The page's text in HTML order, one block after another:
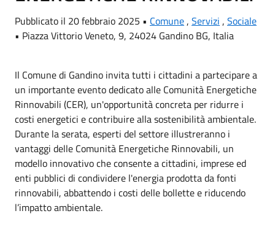
Pubblicato il 20 febbraio 2025 • Comune, Servizi , Sociale
• Piazza Vittorio Veneto, 9, 24024 Gandino BG, Italia
Il Comune di Gandino invita tutti i cittadini a partecipare a
un importante evento dedicato alle Comunità Energetiche
Rinnovabili (CER), un'opportunità concreta per ridurre i
costi energetici e contribuire alla sostenibilità ambientale.
Durante la serata, esperti del settore illustreranno i
vantaggi delle Comunità Energetiche Rinnovabili, un
modello innovativo che consente a cittadini, imprese ed
enti pubblici di condividere l'energia prodotta da fonti
rinnovabili, abbattendo i costi delle bollette e riducendo
l’impatto ambientale.